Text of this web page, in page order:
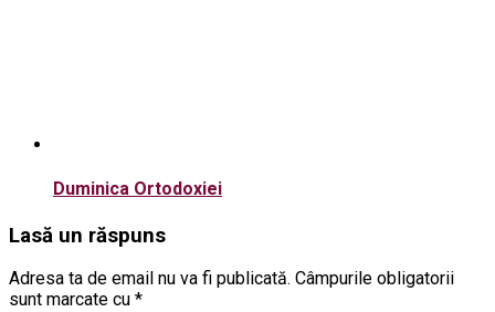
Duminica Ortodoxiei
Lasă un răspuns
Adresa ta de email nu va fi publicată. Câmpurile obligatorii
sunt marcate cu *